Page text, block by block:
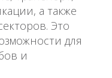
а также
Это
для
и